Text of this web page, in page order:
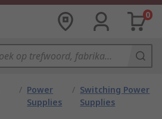
0
/ Power
Supplies
/ Switching Power
Supplies